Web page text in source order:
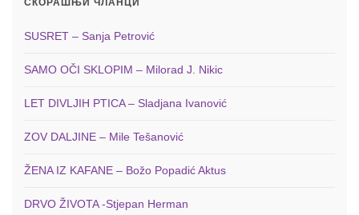
СКОРАШЊИ ЧЛАНЦИ
SUSRET – Sanja Petrović
SAMO OČI SKLOPIM – Milorad J. Nikic
LET DIVLJIH PTICA – Sladjana Ivanović
ZOV DALJINE – Mile Tešanović
ŽENA IZ KAFANE – Božo Popadić Aktus
DRVO ŽIVOTA -Stjepan Herman